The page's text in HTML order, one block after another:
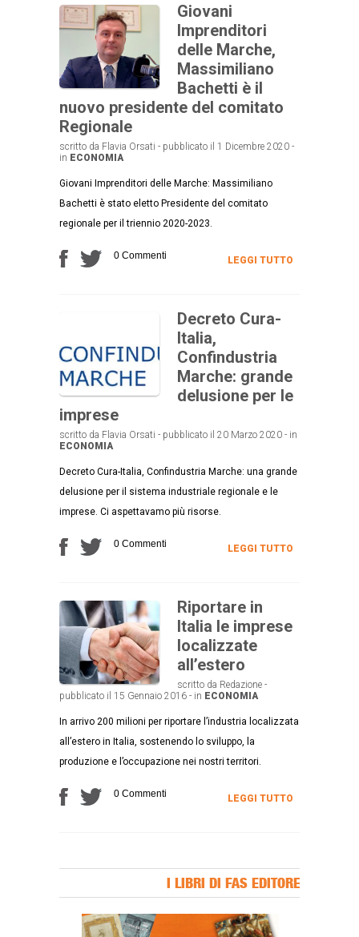
Giovani
Imprenditori
delle Marche,
Massimiliano
Bachetti è il
nuovo presidente del comitato
Regionale
scritto da Flavia Orsati - pubblicato il 1 Dicembre 2020 -
in ECONOMIA
Giovani Imprenditori delle Marche: Massimiliano
Bachetti è stato eletto Presidente del comitato
regionale per il triennio 2020-2023.
0 Commenti LEGGI TUTTO
Decreto Cura-
Italia,
Confindustria
Marche: grande
delusione per le
imprese
scritto da Flavia Orsati - pubblicato il 20 Marzo 2020 - in
ECONOMIA
Decreto Cura-Italia, Confindustria Marche: una grande
delusione per il sistema industriale regionale e le
imprese. Ci aspettavamo più risorse.
0 Commenti LEGGI TUTTO
Riportare in
Italia le imprese
localizzate
all’estero
scritto da Redazione -
pubblicato il 15 Gennaio 2016 - in ECONOMIA
In arrivo 200 milioni per riportare l’industria localizzata
all’estero in Italia, sostenendo lo sviluppo, la
produzione e l’occupazione nei nostri territori.
0 Commenti LEGGI TUTTO
I LIBRI DI FAS EDITORE